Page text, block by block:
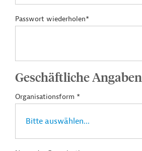
Passwort wiederholen*
Geschäftliche Angaben
Organisationsform *